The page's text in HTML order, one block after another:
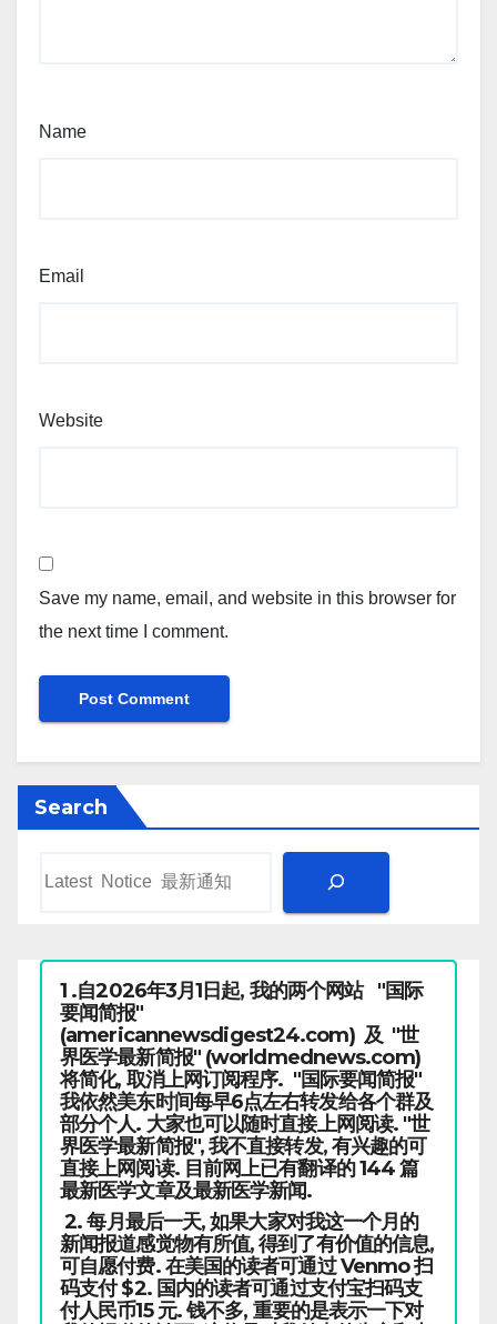
Name
Email
Website
Save my name, email, and website in this browser for
the next time I comment.
Search
1 .自2026年3月1日起, 我的两个网站 "国际
要闻简报"
(americannewsdigest24.com) 及 "世
界医学最新简报" (worldmednews.com)
将简化, 取消上网订阅程序. "国际要闻简报"
我依然美东时间每早6点左右转发给各个群及
部分个人. 大家也可以随时直接上网阅读. "世
界医学最新简报", 我不直接转发, 有兴趣的可
直接上网阅读. 目前网上已有翻译的 144 篇
最新医学文章及最新医学新闻.
2. 每月最后一天, 如果大家对我这一个月的
新闻报道感觉物有所值, 得到了有价值的信息,
可自愿付费. 在美国的读者可通过 Venmo 扫
码支付 $2. 国内的读者可通过支付宝扫码支
付人民币15 元. 钱不多, 重要的是表示一下对